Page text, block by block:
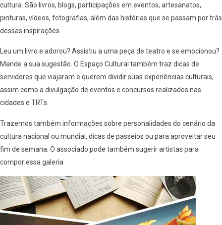
cultura. São livros, blogs, participações em eventos, artesanatos,
pinturas, vídeos, fotografias, além das histórias que se passam por trás
dessas inspirações.
Leu um livro e adorou? Assistiu a uma peça de teatro e se emocionou?
Mande a sua sugestão. O Espaço Cultural também traz dicas de
servidores que viajaram e querem dividir suas experiências culturais,
assim como a divulgação de eventos e concursos realizados nas
cidades e TRTs.
Trazemos também informações sobre personalidades do cenário da
cultura nacional ou mundial, dicas de passeios ou para aproveitar seu
fim de semana. O associado pode também sugerir artistas para
compor essa galeria.